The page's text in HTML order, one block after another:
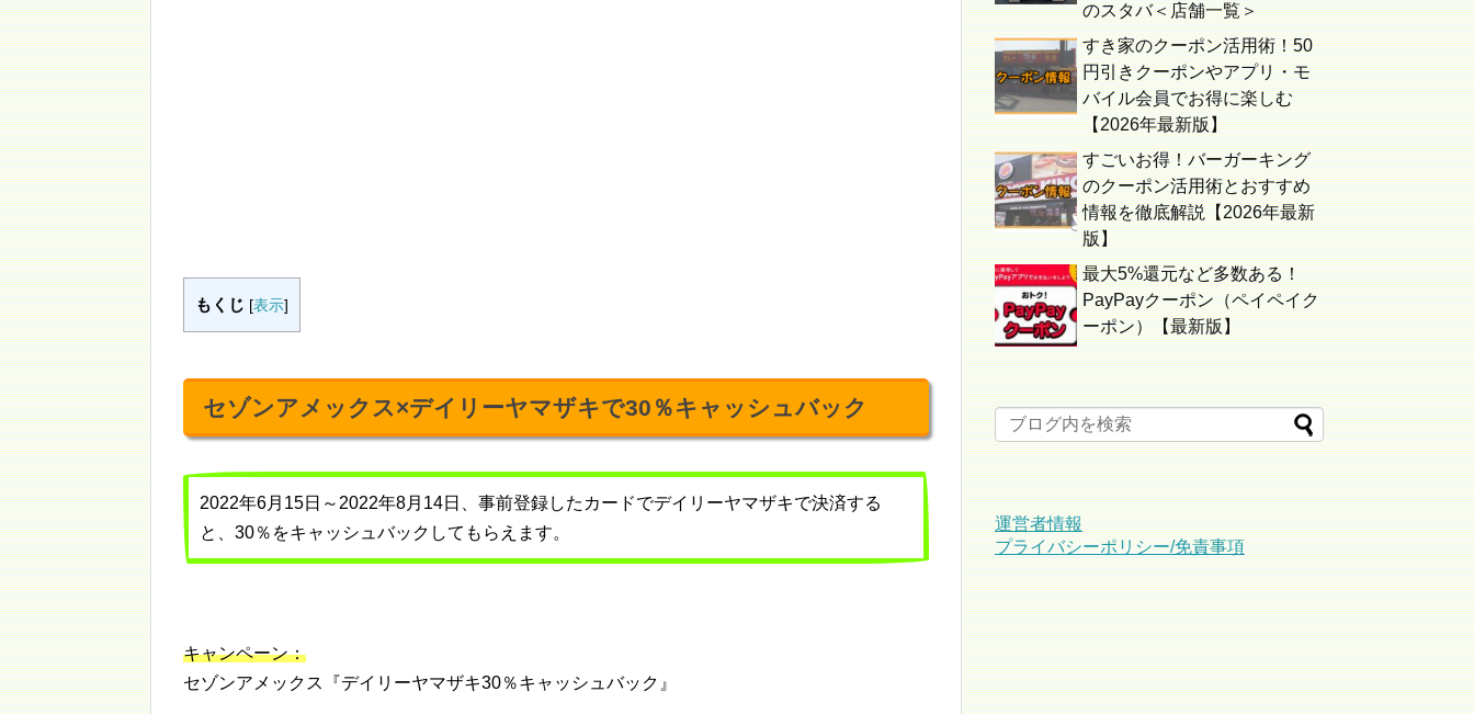
もくじ [表示]
セゾンアメックス×デイリーヤマザキで30％キャッシュバック
2022年6月15日～2022年8月14日、事前登録したカードでデイリーヤマザキで決済する
と、30％をキャッシュバックしてもらえます。
キャンペーン：
セゾンアメックス『デイリーヤマザキ30％キャッシュバック』
のスタバ＜店舗一覧＞
すき家のクーポン活用術！50
円引きクーポンやアプリ・モ
バイル会員でお得に楽しむ
【2026年最新版】
すごいお得！バーガーキング
のクーポン活用術とおすすめ
情報を徹底解説【2026年最新
版】
最大5%還元など多数ある！
PayPayクーポン（ペイペイク
ーポン）【最新版】
運営者情報
プライバシーポリシー/免責事項